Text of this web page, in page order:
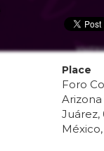
Place
Foro
Arizona
Juárez,